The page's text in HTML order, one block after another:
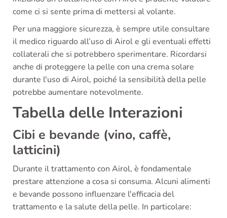
come ci si sente prima di mettersi al volante.
Per una maggiore sicurezza, è sempre utile consultare
il medico riguardo all’uso di Airol e gli eventuali effetti
collaterali che si potrebbero sperimentare. Ricordarsi
anche di proteggere la pelle con una crema solare
durante l'uso di Airol, poiché la sensibilità della pelle
potrebbe aumentare notevolmente.
Tabella delle Interazioni
Cibi e bevande (vino, caffè,
latticini)
Durante il trattamento con Airol, è fondamentale
prestare attenzione a cosa si consuma. Alcuni alimenti
e bevande possono influenzare l'efficacia del
trattamento e la salute della pelle. In particolare: